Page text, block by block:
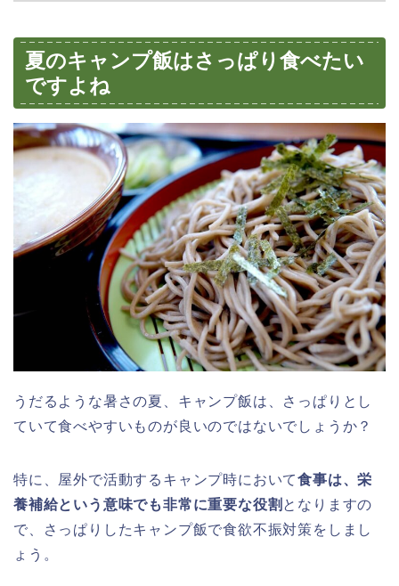
夏のキャンプ飯はさっぱり食べたい
ですよね
うだるような暑さの夏、キャンプ飯は、さっぱりとし
ていて食べやすいものが良いのではないでしょうか？
特に、屋外で活動するキャンプ時において食事は、栄
養補給という意味でも非常に重要な役割 となりますの
で、さっぱりしたキャンプ飯で食欲不振対策をしまし
ょう。